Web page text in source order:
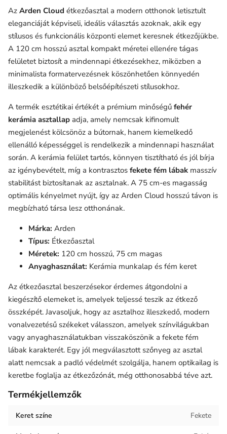
Az Arden Cloud étkezőasztal a modern otthonok letisztult
eleganciáját képviseli, ideális választás azoknak, akik egy
stílusos és funkcionális központi elemet keresnek étkezőjükbe.
A 120 cm hosszú asztal kompakt méretei ellenére tágas
felületet biztosít a mindennapi étkezésekhez, miközben a
minimalista formatervezésnek köszönhetően könnyedén
illeszkedik a különböző belsőépítészeti stílusokhoz.
A termék esztétikai értékét a prémium minőségű fehér
kerámia asztallap adja, amely nemcsak kifinomult
megjelenést kölcsönöz a bútornak, hanem kiemelkedő
ellenálló képességgel is rendelkezik a mindennapi használat
során. A kerámia felület tartós, könnyen tisztítható és jól bírja
az igénybevételt, míg a kontrasztos fekete fém lábak masszív
stabilitást biztosítanak az asztalnak. A 75 cm-es magasság
optimális kényelmet nyújt, így az Arden Cloud hosszú távon is
megbízható társa lesz otthonának.
Márka: Arden
Típus: Étkezőasztal
Méretek: 120 cm hosszú, 75 cm magas
Anyaghasználat: Kerámia munkalap és fém keret
Az étkezőasztal beszerzésekor érdemes átgondolni a
kiegészítő elemeket is, amelyek teljessé teszik az étkező
összképét. Javasoljuk, hogy az asztalhoz illeszkedő, modern
vonalvezetésű székeket válasszon, amelyek színvilágukban
vagy anyaghasználatukban visszaköszönik a fekete fém
lábak karakterét. Egy jól megválasztott szőnyeg az asztal
alatt nemcsak a padló védelmét szolgálja, hanem optikailag is
keretbe foglalja az étkezőzónát, még otthonosabbá téve azt.
Termékjellemzők
Keret színe Fekete